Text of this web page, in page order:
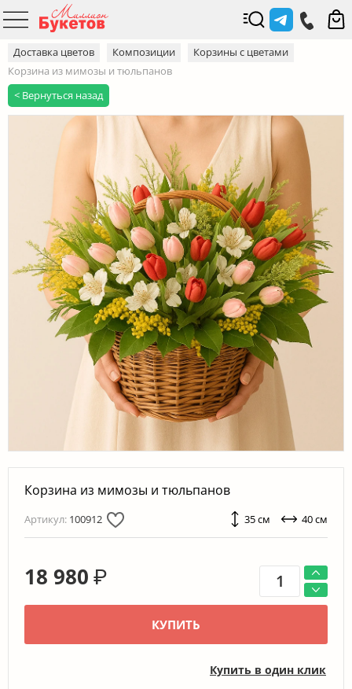
Доставка цветов Композиции
Корзины с цветами
Корзина из мимозы и тюльпанов
< Вернуться назад
Корзина из мимозы и тюльпанов
Артикул: 100912 35 см 40 см
18 980 ₽
КУПИТЬ
Купить в один клик